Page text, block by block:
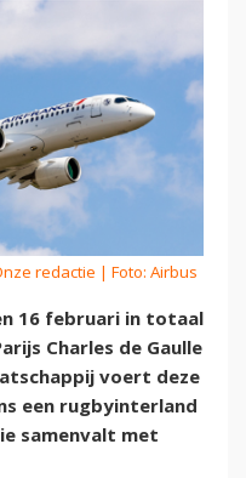
redactie | Foto: Airbus
16 februari in totaal
Charles de Gaulle
voert deze
een rugbyinterland
samenvalt met